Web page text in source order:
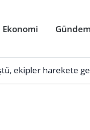
Ekonomi Gündem
ekipler harekete